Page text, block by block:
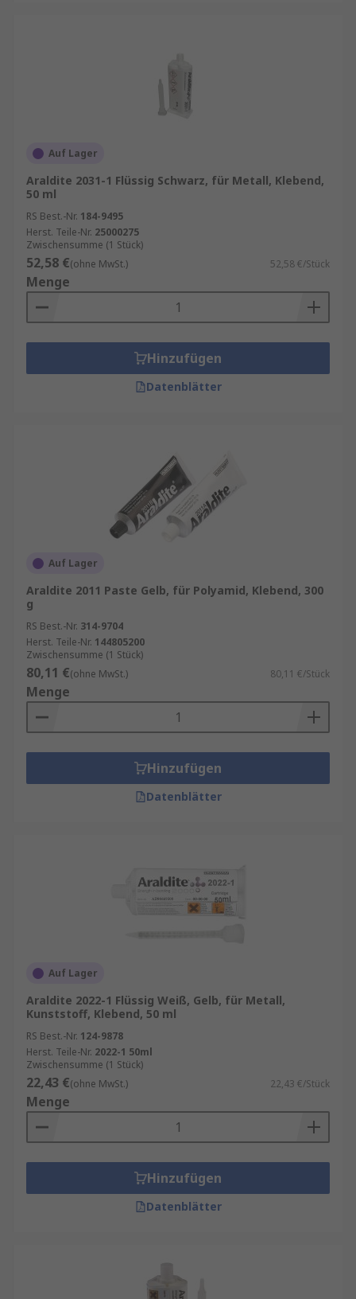
Auf Lager
Araldite 2031-1 Flüssig Schwarz, für Metall, Klebend,
50 ml
RS Best.-Nr. 184-9495
Herst. Teile-Nr. 25000275
Zwischensumme (1 Stück)
52,58 €(ohne MwSt.) 52,58 €/Stück
Menge
Hinzufügen
Datenblätter
Auf Lager
Araldite 2011 Paste Gelb, für Polyamid, Klebend, 300
g
RS Best.-Nr. 314-9704
Herst. Teile-Nr. 144805200
Zwischensumme (1 Stück)
80,11 €(ohne MwSt.) 80,11 €/Stück
Menge
Hinzufügen
Datenblätter
Auf Lager
Araldite 2022-1 Flüssig Weiß, Gelb, für Metall,
Kunststoff, Klebend, 50 ml
RS Best.-Nr. 124-9878
Herst. Teile-Nr. 2022-1 50ml
Zwischensumme (1 Stück)
22,43 €(ohne MwSt.) 22,43 €/Stück
Menge
Hinzufügen
Datenblätter